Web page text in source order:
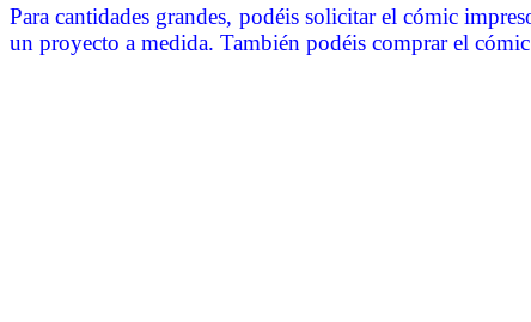
Para cantidades grandes, podéis solicitar el cómic
un proyecto a medida. También podéis comprar el